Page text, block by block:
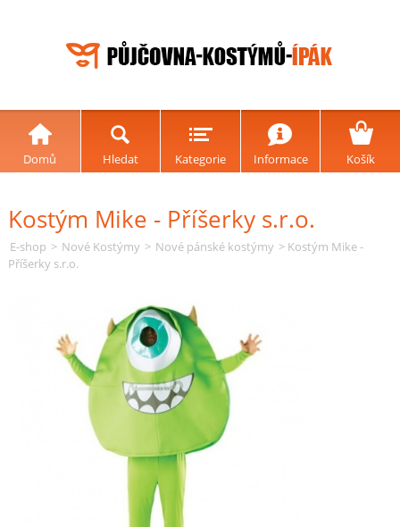
Domů Hledat Kategorie Informace Košík
Kostým Mike - Příšerky s.r.o.
E-shop > Nové Kostýmy > Nové pánské kostýmy > Kostým Mike -
Příšerky s.r.o.